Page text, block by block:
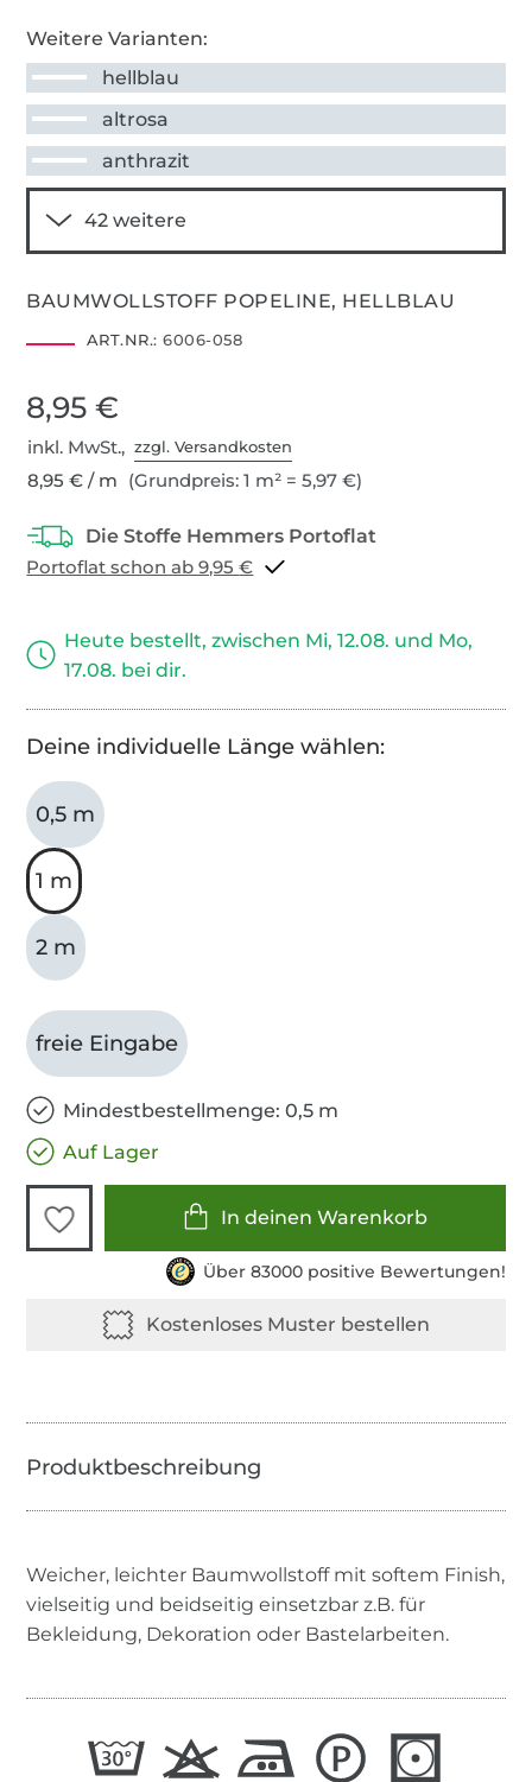
Weitere Varianten:
hellblau
altrosa
anthrazit
BAUMWOLLSTOFF POPELINE, HELLBLAU
ART.NR.: 6006-058
8,95 €
inkl. MwSt.,zzgl. Versandkosten
8,95 € / m (Grundpreis: 1 m² = 5,97 €)
Portoflat schon ab 9,95 €
Heute bestellt, zwischen Mi, 12.08. und Mo,
17.08. bei dir.
Deine individuelle Länge wählen:
0,5 m
1 m
2 m
freie Eingabe
Mindestbestellmenge: 0,5 m
Auf Lager
In deinen Warenkorb
Über 83000 positive Bewertungen!
Weicher, leichter Baumwollstoff mit softem Finish,
vielseitig und beidseitig einsetzbar z.B. für
Bekleidung, Dekoration oder Bastelarbeiten.